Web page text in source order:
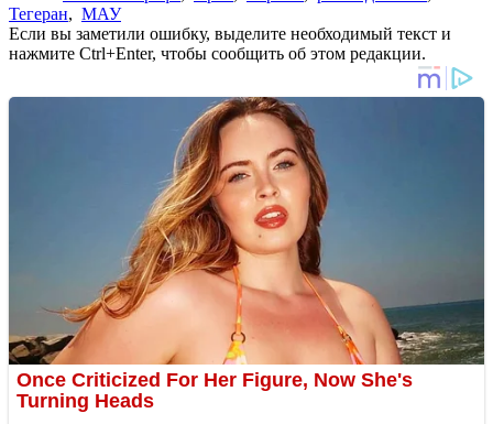
Тегеран, МАУ
Если вы заметили ошибку, выделите необходимый текст и
нажмите Ctrl+Enter, чтобы сообщить об этом редакции.